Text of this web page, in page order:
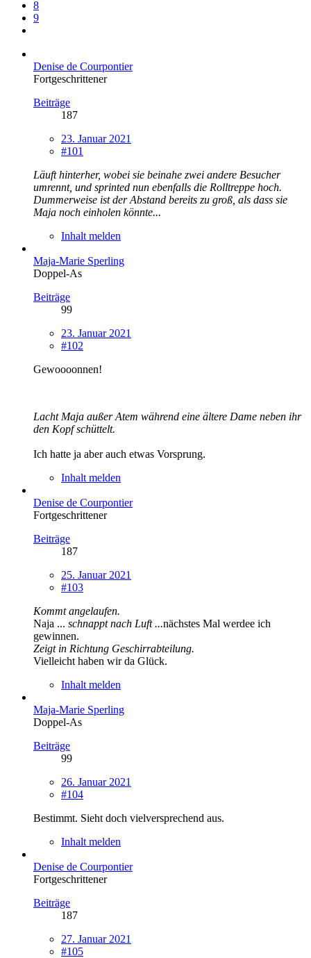
8
9
Denise de Courpontier
Fortgeschrittener
Beiträge
187
23. Januar 2021
#101
Läufthinterher, wobei sie beinahe zwei andere Besucher
umrennt, und sprinted nun ebenfalls die Rolltreppe hoch.
Dummerweise ist der Abstand bereits zu groß, als dass sie
Maja noch einholen könnte...
Inhalt melden
Maja-Marie Sperling
Doppel-As
Beiträge
99
23. Januar 2021
#102
Gewoooonnen!
Lacht Maja außer Atem während eine ältere Dame neben ihr
den Kopf schüttelt.
Ich hatte ja aber auch etwas Vorsprung.
Inhalt melden
Denise de Courpontier
Fortgeschrittener
Beiträge
187
25. Januar 2021
#103
Kommt angelaufen.
Naja ... schnappt nach Luft ...nächstes Mal werdee ich
gewinnen.
Zeigt in Richtung Geschirrabteilung.
Vielleicht haben wir da Glück.
Inhalt melden
Maja-Marie Sperling
Doppel-As
Beiträge
99
26. Januar 2021
#104
Bestimmt. Sieht doch vielversprechend aus.
Inhalt melden
Denise de Courpontier
Fortgeschrittener
Beiträge
187
27. Januar 2021
#105